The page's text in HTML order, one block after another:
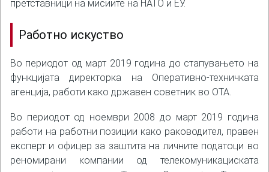
претставници на мисиите на НАТО и ЕУ.
Работно искуство
Во периодот од март 2019 година до стапувањето на
функцијата директорка на Оперативно-техничката
агенција, работи како државен советник во ОТА.
Во периодот од ноември 2008 до март 2019 година
работи на работни позиции како раководител, правен
експерт и офицер за заштита на личните податоци во
реномирани компании од телекомуникациската